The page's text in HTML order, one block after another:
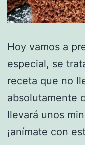
Hoy vamos a
especial, se
receta que no
absolutamente
llevará unos
¡anímate con